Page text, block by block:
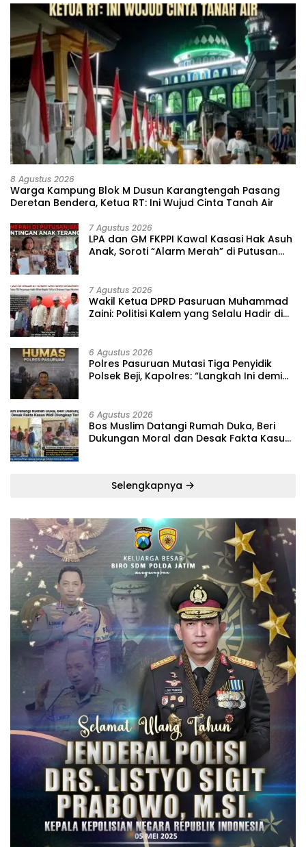
8 Agustus 2026
‎Warga Kampung Blok M Dusun Karangtengah Pasang
Deretan Bendera, Ketua RT: Ini Wujud Cinta Tanah Air
7 Agustus 2026
‎LPA dan GM FKPPI Kawal Kasasi Hak Asuh
Anak, Soroti “Alarm Merah” di Putusan
7 Agustus 2026
‎Wakil Ketua DPRD Pasuruan Muhammad
Zaini: Politisi Kalem yang Selalu Hadir di
6 Agustus 2026
‎Polres Pasuruan Mutasi Tiga Penyidik
Polsek Beji, Kapolres: “Langkah Ini demi
6 Agustus 2026
‎Bos Muslim Datangi Rumah Duka, Beri
Dukungan Moral dan Desak Fakta Kasus
Selengkapnya